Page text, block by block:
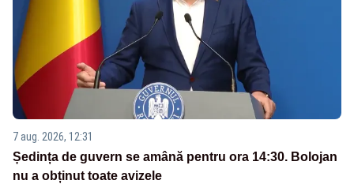
7 aug. 2026, 12:31
Ședința de guvern se amână pentru ora 14:30. Bolojan
nu a obținut toate avizele